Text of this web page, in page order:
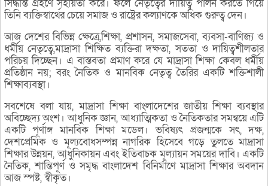
সিদ্ধান্ত গ্রহণে সহায়তা করে। ফলে নেতৃত্বের দায়িত্ব পালন করতে গিয়ে
তিনি ব্যক্তিস্বার্থের চেয়ে সমাজ ও রাষ্ট্রের কল্যাণকে অধিক গুরুত্ব দেন।
আজ দেশের বিভিন্ন ক্ষেত্রে,শিক্ষা, প্রশাসন, সমাজসেবা, ব্যবসা-বাণিজ্য ও
ধর্মীয় নেতৃত্বে,মাদ্রাসা শিক্ষিত ব্যক্তিরা দক্ষতা, সততা ও দায়িত্বশীলতার
পরিচয় দিচ্ছেন। এ বাস্তবতা প্রমাণ করে যে মাদ্রাসা শিক্ষা কেবল ধর্মীয়
প্রতিষ্ঠান নয়; বরং নৈতিক ও মানবিক নেতৃত্ব তৈরির একটি শক্তিশালী
শিক্ষাব্যবস্থা।
সবশেষে বলা যায়, মাদ্রাসা শিক্ষা বাংলাদেশের জাতীয় শিক্ষা ব্যবস্থার
অবিচ্ছেদ্য অংশ। আধুনিক জ্ঞান, আধ্যাত্মিকতা ও নৈতিকতার সমন্বয়ে এটি
একটি পূর্ণাঙ্গ মানবিক শিক্ষা মডেল। ভবিষ্যৎ প্রজন্মকে সৎ, দক্ষ,
দেশপ্রেমিক ও মূল্যবোধসম্পন্ন নাগরিক হিসেবে গড়ে তুলতে মাদ্রাসা
শিক্ষার উন্নয়ন, আধুনিকায়ন এবং ইতিবাচক মূল্যায়ন সময়ের দাবি। একটি
নৈতিক, শান্তিপূর্ণ ও সমৃদ্ধ বাংলাদেশ বিনির্মাণে মাদ্রাসা শিক্ষার অবদান
আজ স্পষ্ট, স্বীকৃত।